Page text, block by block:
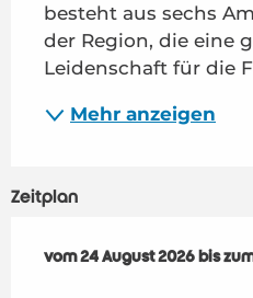
besteht aus sechs
der Region, die eine
Leidenschaft für die
Mehr anzeigen
Zeitplan
vom24 August 2026 bis
vom24 August 2026 bis